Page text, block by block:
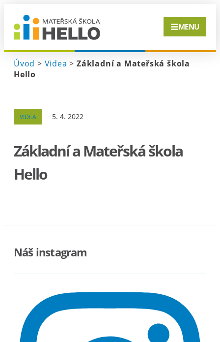
MENU
Úvod > Videa >Základní a Mateřská škola
Hello
VIDEA 5. 4. 2022
Základní a Mateřská škola
Hello
Náš instagram